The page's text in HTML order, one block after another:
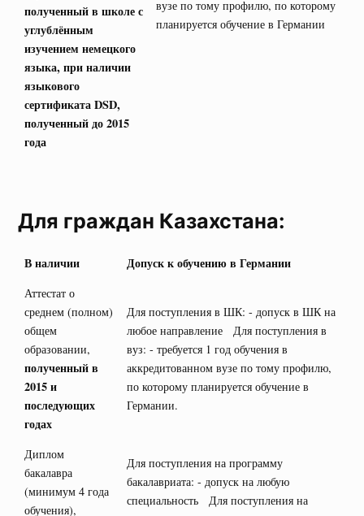
вузе по тому профилю, по которому
планируется обучение в Германии
полученный в школе с
углублённым
изучением немецкого
языка, при наличии
языкового
сертификатаDSD,
полученный до 2015
года
Для граждан Казахстана:
В наличии Допуск к обучению в Германии
Аттестат о
среднем (полном)
общем
образовании,
полученный в
2015 и
последующих
годах
Для поступления в ШК: - допуск в ШК на
любое направление Для поступления в
вуз: - требуется 1 год обучения в
аккредитованном вузе по тому профилю,
по которому планируется обучение в
Германии.
Диплом
бакалавра
(минимум 4 года
обучения),
Для поступления на программу
бакалавриата: - допуск на любую
специальность Для поступления на